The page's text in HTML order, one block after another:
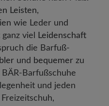
Leisten,
wie Leder und
viel
Leidenschaft
die Barfuß-
und bequemer zu
Barfußschuhe
und jeden